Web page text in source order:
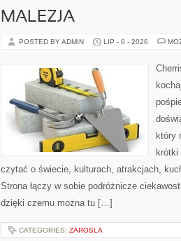
MALEZJA
POSTED BY ADMIN LIP - 6 - 2026
który
czytać o świecie, kulturach, atrakcjach,
Strona łączy w sobie podróżnicze
dzięki czemu można tu […]
CATEGORIES: ZAROSLA